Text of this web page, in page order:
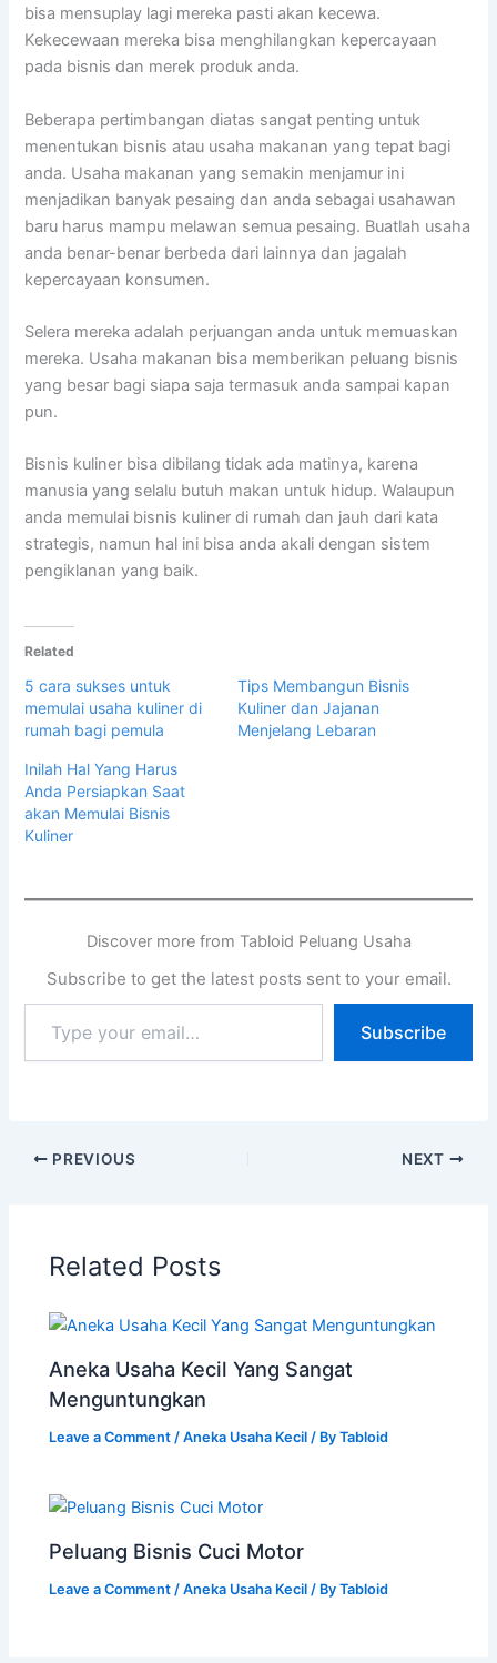
bisa mensuplay lagi mereka pasti akan kecewa.
Kekecewaan mereka bisa menghilangkan kepercayaan
pada bisnis dan merek produk anda.
Beberapa pertimbangan diatas sangat penting untuk
menentukan bisnis atau usaha makanan yang tepat bagi
anda. Usaha makanan yang semakin menjamur ini
menjadikan banyak pesaing dan anda sebagai usahawan
baru harus mampu melawan semua pesaing. Buatlah usaha
anda benar-benar berbeda dari lainnya dan jagalah
kepercayaan konsumen.
Selera mereka adalah perjuangan anda untuk memuaskan
mereka. Usaha makanan bisa memberikan peluang bisnis
yang besar bagi siapa saja termasuk anda sampai kapan
pun.
Bisnis kuliner bisa dibilang tidak ada matinya, karena
manusia yang selalu butuh makan untuk hidup. Walaupun
anda memulai bisnis kuliner di rumah dan jauh dari kata
strategis, namun hal ini bisa anda akali dengan sistem
pengiklanan yang baik.
Related
5 cara sukses untuk
memulai usaha kuliner di
rumah bagi pemula
Tips Membangun Bisnis
Kuliner dan Jajanan
Menjelang Lebaran
Inilah Hal Yang Harus
Anda Persiapkan Saat
akan Memulai Bisnis
Kuliner
Discover more from Tabloid Peluang Usaha
Subscribe to get the latest posts sent to your email.
Subscribe
PREVIOUS NEXT
Related Posts
Aneka Usaha Kecil Yang Sangat
Menguntungkan
Leave a Comment /Aneka Usaha Kecil / ByTabloid
Peluang Bisnis Cuci Motor
Leave a Comment /Aneka Usaha Kecil / ByTabloid